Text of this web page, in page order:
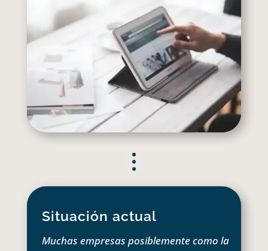
Situación actual
Muchas empresas posiblemente como la